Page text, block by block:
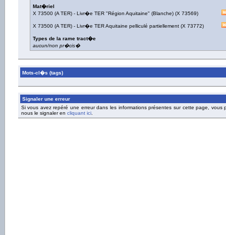
Mat�riel
X 73500 (A TER) - Livr�e TER "Région Aquitaine" (Blanche) (X 73569)
X 73500 (A TER) - Livr�e TER Aquitaine pelliculé partiellement (X 73772)
Types de la rame tract�e
aucun/non pr�cis�
Mots-cl�s (tags)
Signaler une erreur
Si vous avez repéré une erreur dans les informations présentes sur cette page, vous
nous le signaler en cliquant ici.